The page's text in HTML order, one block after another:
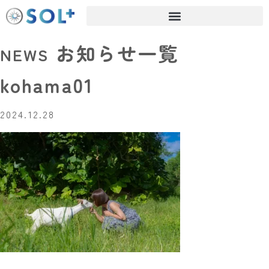
NEWS お知らせ一覧
kohama01
2024.12.28